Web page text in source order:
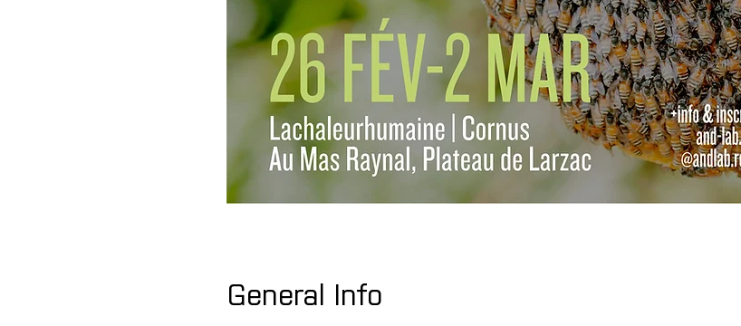
General Info